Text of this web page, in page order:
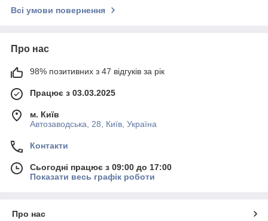
Всі умови повернення
Про нас
98% позитивних з 47 відгуків за рік
Працює з 03.03.2025
м. Київ
Автозаводська, 28, Київ, Україна
Контакти
Сьогодні працює з 09:00 до 17:00
Показати весь графік роботи
Про нас